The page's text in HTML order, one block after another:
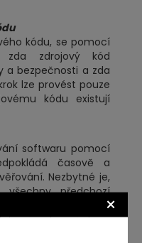
×
kódu, se pomocí
zda zdrojový kód
a bezpečnosti a zda
lze provést pouze
kódu existují
softwaru pomocí
časově a
Nezbytné je,
všechny předchozí
ověření je
zdrojových a
kód musí být